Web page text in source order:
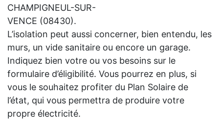
CHAMPIGNEUL-SUR-
VENCE (08430).
L’isolation peut aussi concerner, bien entendu, les
murs, un vide sanitaire ou encore un garage.
Indiquez bien votre ou vos besoins sur le
formulaire d’éligibilité. Vous pourrez en plus, si
vous le souhaitez profiter du Plan Solaire de
l’état, qui vous permettra de produire votre
propre électricité.